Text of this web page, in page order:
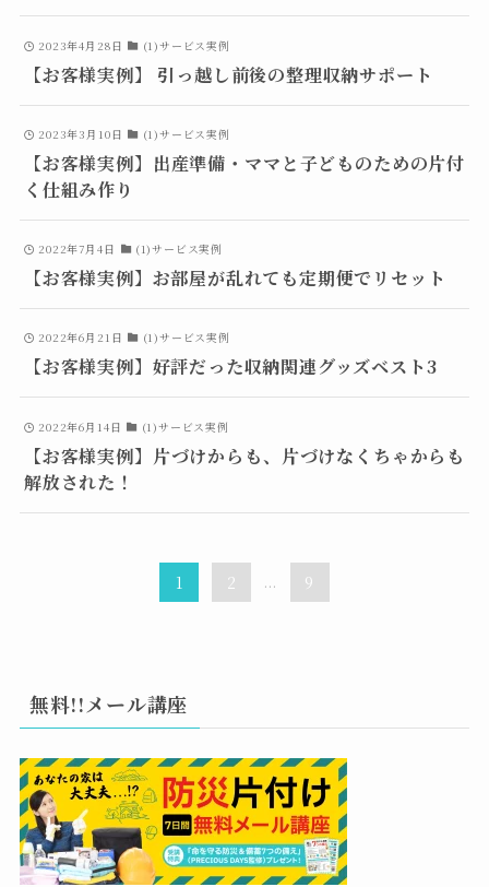
2023年4月28日 (1)サービス実例
【お客様実例】 引っ越し前後の整理収納サポート
2023年3月10日 (1)サービス実例
【お客様実例】出産準備・ママと子どものための片付
く仕組み作り
2022年7月4日 (1)サービス実例
【お客様実例】お部屋が乱れても定期便でリセット
2022年6月21日 (1)サービス実例
【お客様実例】好評だった収納関連グッズベスト3
2022年6月14日 (1)サービス実例
【お客様実例】片づけからも、片づけなくちゃからも
解放された！
1 2 ... 9
無料!!メール講座